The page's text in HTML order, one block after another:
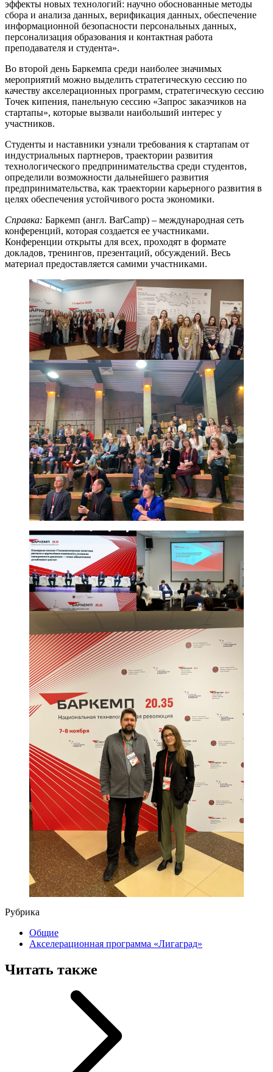
эффекты новых технологий: научно обоснованные методы
сбора и анализа данных, верификация данных, обеспечение
информационной безопасности персональных данных,
персонализация образования и контактная работа
преподавателя и студента».
Во второй день Баркемпа среди наиболее значимых
мероприятий можно выделить стратегическую сессию по
качеству акселерационных программ, стратегическую сессию
Точек кипения, панельную сессию «Запрос заказчиков на
стартапы», которые вызвали наибольший интерес у
участников.
Студенты и наставники узнали требования к стартапам от
индустриальных партнеров, траектории развития
технологического предпринимательства среди студентов,
определили возможности дальнейшего развития
предпринимательства, как траектории карьерного развития в
целях обеспечения устойчивого роста экономики.
Справка: Баркемп (англ. BarCamp) – международная сеть
конференций, которая создается ее участниками.
Конференции открыты для всех, проходят в формате
докладов, тренингов, презентаций, обсуждений. Весь
материал предоставляется самими участниками.
Рубрика
Общие
Акселерационная программа «Лигаград»­­
Читать также